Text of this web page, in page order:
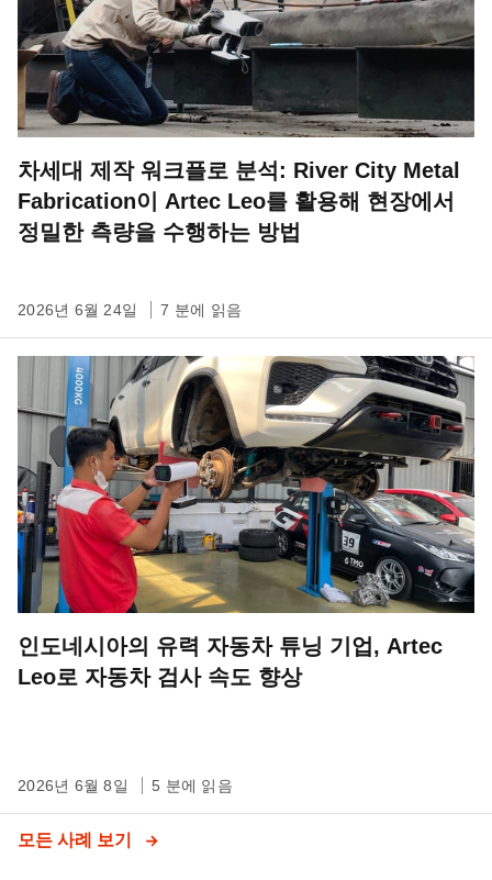
차세대 제작 워크플로 분석: River City Metal
Fabrication이 Artec Leo를 활용해 현장에서
정밀한 측량을 수행하는 방법
2026년 6월 24일 7 분에 읽음
인도네시아의 유력 자동차 튜닝 기업, Artec
Leo로 자동차 검사 속도 향상
2026년 6월 8일 5 분에 읽음
모든 사례 보기